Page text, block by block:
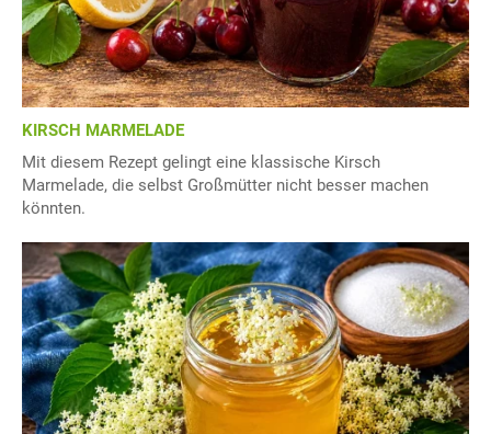
KIRSCH MARMELADE
Mit diesem Rezept gelingt eine klassische Kirsch
Marmelade, die selbst Großmütter nicht besser machen
könnten.